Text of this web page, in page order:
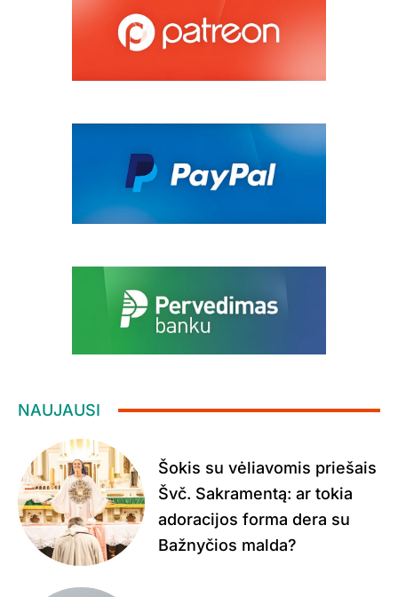
NAUJAUSI
Šokis su vėliavomis priešais
Švč. Sakramentą: ar tokia
adoracijos forma dera su
Bažnyčios malda?